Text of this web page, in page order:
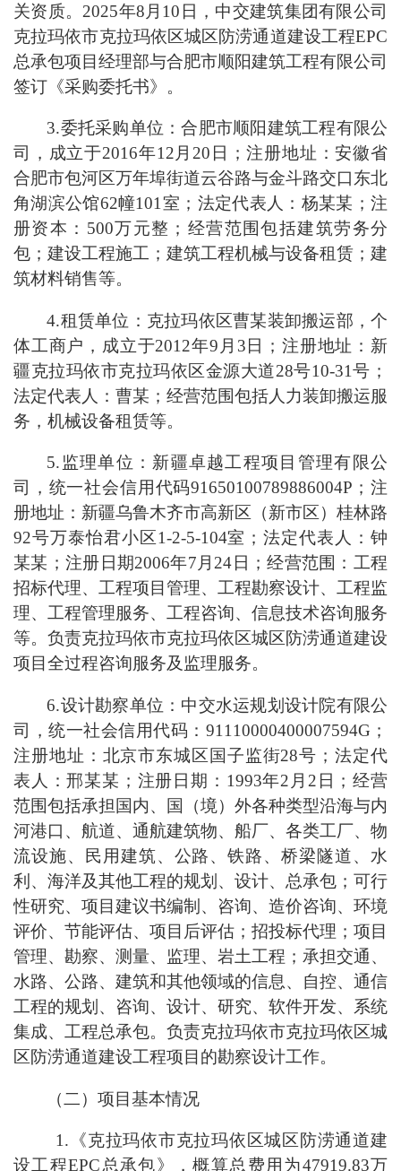
关资质。2025年8月10日，中交建筑集团有限公司
克拉玛依市克拉玛依区城区防涝通道建设工程EPC
总承包项目经理部与合肥市顺阳建筑工程有限公司
签订《采购委托书》。
3.委托采购单位：合肥市顺阳建筑工程有限公
司，成立于2016年12月20日；注册地址：安徽省
合肥市包河区万年埠街道云谷路与金斗路交口东北
角湖滨公馆62幢101室；法定代表人：杨某某；注
册资本：500万元整；经营范围包括建筑劳务分
包；建设工程施工；建筑工程机械与设备租赁；建
筑材料销售等。
4.租赁单位：克拉玛依区曹某装卸搬运部，个
体工商户，成立于2012年9月3日；注册地址：新
疆克拉玛依市克拉玛依区金源大道28号10-31号；
法定代表人：曹某；经营范围包括人力装卸搬运服
务，机械设备租赁等。
5.监理单位：新疆卓越工程项目管理有限公
司，统一社会信用代码91650100789886004P；注
册地址：新疆乌鲁木齐市高新区（新市区）桂林路
92号万泰怡君小区1-2-5-104室；法定代表人：钟
某某；注册日期2006年7月24日；经营范围：工程
招标代理、工程项目管理、工程勘察设计、工程监
理、工程管理服务、工程咨询、信息技术咨询服务
等。负责克拉玛依市克拉玛依区城区防涝通道建设
项目全过程咨询服务及监理服务。
6.设计勘察单位：中交水运规划设计院有限公
司，统一社会信用代码：91110000400007594G；
注册地址：北京市东城区国子监街28号；法定代
表人：邢某某；注册日期：1993年2月2日；经营
范围包括承担国内、国（境）外各种类型沿海与内
河港口、航道、通航建筑物、船厂、各类工厂、物
流设施、民用建筑、公路、铁路、桥梁隧道、水
利、海洋及其他工程的规划、设计、总承包；可行
性研究、项目建议书编制、咨询、造价咨询、环境
评价、节能评估、项目后评估；招投标代理；项目
管理、勘察、测量、监理、岩土工程；承担交通、
水路、公路、建筑和其他领域的信息、自控、通信
工程的规划、咨询、设计、研究、软件开发、系统
集成、工程总承包。负责克拉玛依市克拉玛依区城
区防涝通道建设工程项目的勘察设计工作。
（二）项目基本情况
1.《克拉玛依市克拉玛依区城区防涝通道建
设工程EPC总承包》，概算总费用为47919.83万